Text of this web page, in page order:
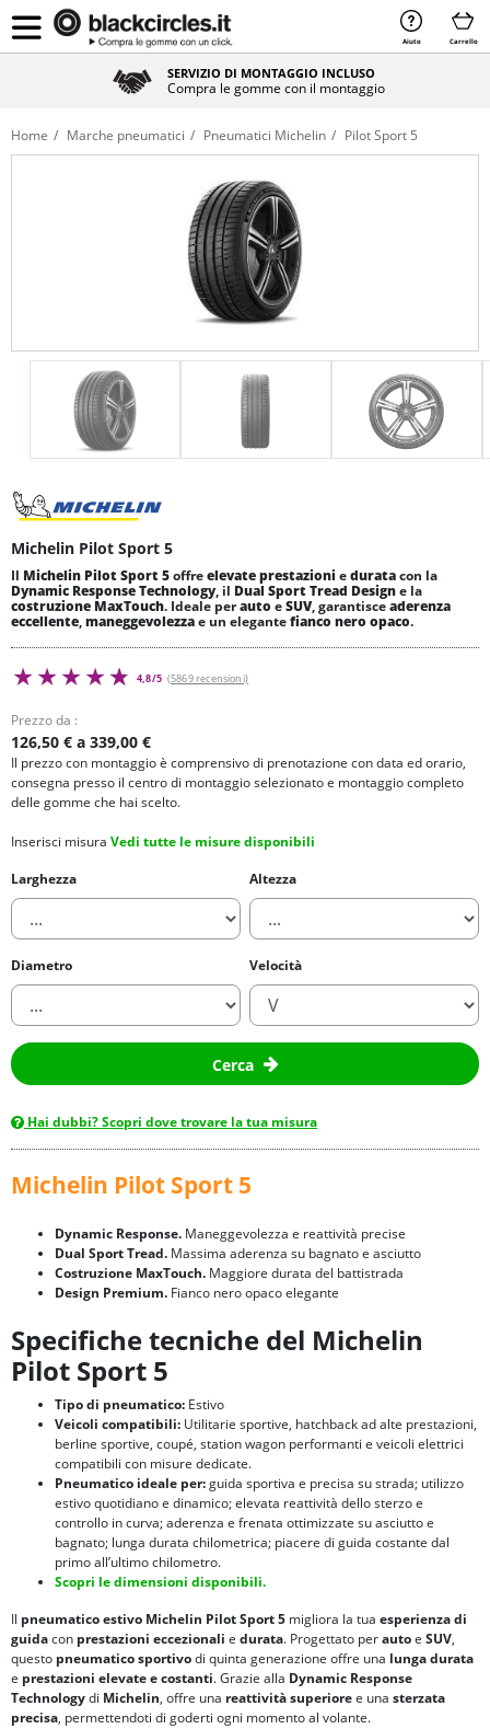
Aiuto Carrello
SERVIZIO DI MONTAGGIO INCLUSO
Compra le gomme con il montaggio
Home Marche pneumatici Pneumatici Michelin Pilot Sport 5
Michelin Pilot Sport 5
Il Michelin Pilot Sport 5offreelevate prestazioni eduratacon la
Dynamic Response Technology, il Dual Sport Tread Designe la
costruzione MaxTouch. Ideale perauto eSUV, garantisceaderenza
eccellente,maneggevolezzae un elegantefianco nero opaco.
4,8/5 (5869 recensioni)
Prezzo da :
126,50 € a 339,00 €
Il prezzo con montaggio è comprensivo di prenotazione con data ed orario,
consegna presso il centro di montaggio selezionato e montaggio completo
delle gomme che hai scelto.
Inserisci misura Vedi tutte le misure disponibili
Larghezza
Altezza
Diametro Velocità
Cerca
Hai dubbi? Scopri dove trovare la tua misura
Michelin Pilot Sport 5
Dynamic Response. Maneggevolezza e reattività precise
Dual Sport Tread. Massima aderenza su bagnato e asciutto
Costruzione MaxTouch. Maggiore durata del battistrada
Design Premium. Fianco nero opaco elegante
Specifiche tecniche del Michelin
Pilot Sport 5
Tipo di pneumatico: Estivo
Veicoli compatibili: Utilitarie sportive, hatchback ad alte prestazioni,
berline sportive, coupé, station wagon performanti e veicoli elettrici
compatibili con misure dedicate.
Pneumatico ideale per:guida sportiva e precisa su strada; utilizzo
estivo quotidiano e dinamico; elevata reattività dello sterzo e
controllo in curva; aderenza e frenata ottimizzate su asciutto e
bagnato; lunga durata chilometrica; piacere di guida costante dal
primo all’ultimo chilometro.
Scopri le dimensioni disponibili.
Il pneumatico estivo Michelin Pilot Sport 5 migliora la tua esperienza di
guidacon prestazioni eccezionali e durata. Progettato perautoe SUV,
questo pneumatico sportivodi quinta generazione offre una lunga durata
e prestazioni elevate e costanti. Grazie alla Dynamic Response
Technologydi Michelin, offre una reattività superioree una sterzata
precisa, permettendoti di goderti ogni momento al volante.